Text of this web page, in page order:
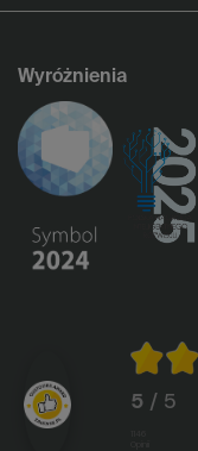
Wyróżnienia
5 / 5